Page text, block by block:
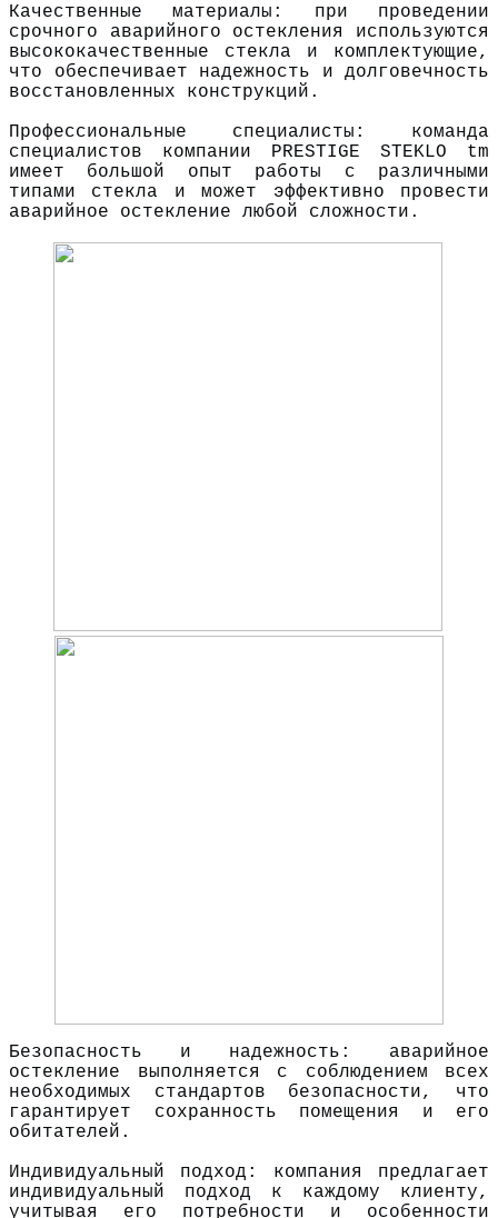
Качественные материалы: при проведении
срочного аварийного остекления используются
высококачественные стекла и комплектующие,
что обеспечивает надежность и долговечность
восстановленных конструкций.
Профессиональные специалисты: команда
специалистов компании PRESTIGE STEKLO tm
имеет большой опыт работы с различными
типами стекла и может эффективно провести
аварийное остекление любой сложности.
Безопасность и надежность: аварийное
остекление выполняется с соблюдением всех
необходимых стандартов безопасности, что
гарантирует сохранность помещения и его
обитателей.
Индивидуальный подход: компания предлагает
индивидуальный подход к каждому клиенту,
учитывая его потребности и особенности